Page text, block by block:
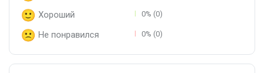
Хороший 0% (0)
Не понравился 0% (0)